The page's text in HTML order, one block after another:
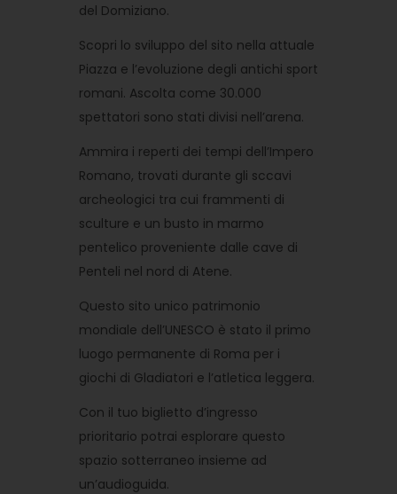
del Domiziano.
Scopri lo sviluppo del sito nella attuale
Piazza e l’evoluzione degli antichi sport
romani. Ascolta come 30.000
spettatori sono stati divisi nell’arena.
Ammira i reperti dei tempi dell’Impero
Romano, trovati durante gli sccavi
archeologici tra cui frammenti di
sculture e un busto in marmo
pentelico proveniente dalle cave di
Penteli nel nord di Atene.
Questo sito unico patrimonio
mondiale dell’UNESCO è stato il primo
luogo permanente di Roma per i
giochi di Gladiatori e l’atletica leggera.
Con il tuo biglietto d’ingresso
prioritario potrai esplorare questo
spazio sotterraneo insieme ad
un’audioguida.